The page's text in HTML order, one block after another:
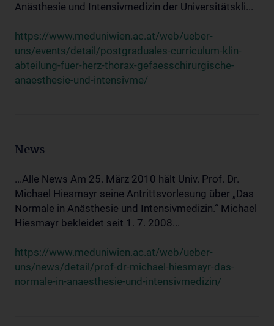
Anästhesie und Intensivmedizin der Universitätskli...
https://www.meduniwien.ac.at/web/ueber-
uns/events/detail/postgraduales-curriculum-klin-
abteilung-fuer-herz-thorax-gefaesschirurgische-
anaesthesie-und-intensivme/
News
...Alle News Am 25. März 2010 hält Univ. Prof. Dr.
Michael Hiesmayr seine Antrittsvorlesung über „Das
Normale in Anästhesie und Intensivmedizin.“ Michael
Hiesmayr bekleidet seit 1. 7. 2008...
https://www.meduniwien.ac.at/web/ueber-
uns/news/detail/prof-dr-michael-hiesmayr-das-
normale-in-anaesthesie-und-intensivmedizin/